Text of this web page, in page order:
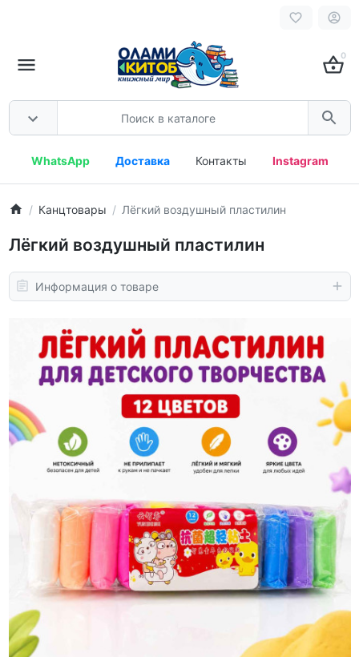
0
WhatsApp Доставка Контакты Instagram
Канцтовары Лёгкий воздушный пластилин
Лёгкий воздушный пластилин
Информация о товаре